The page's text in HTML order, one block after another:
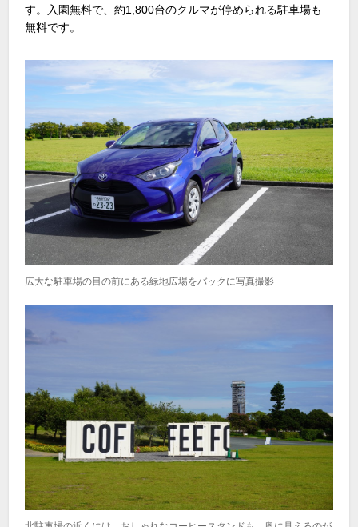
す。入園無料で、約1,800台のクルマが停められる駐車場も
無料です。
広大な駐車場の目の前にある緑地広場をバックに写真撮影